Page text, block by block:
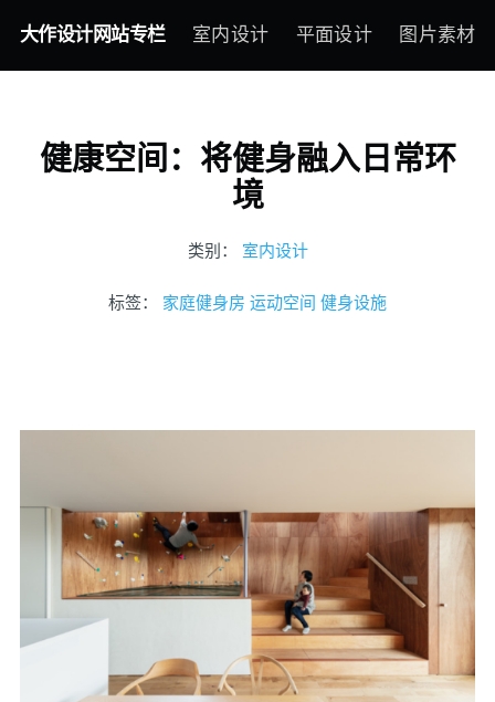
大作设计网站专栏 室内设计 平面设计 图片素材
健康空间：将健身融入日常环
境
类别： 室内设计
标签： 家庭健身房 运动空间 健身设施